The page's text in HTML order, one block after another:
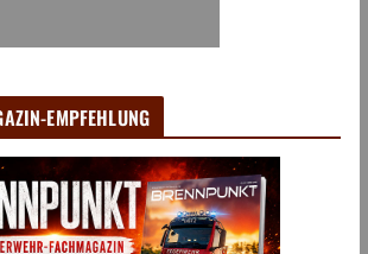
EMPFEHLUNG